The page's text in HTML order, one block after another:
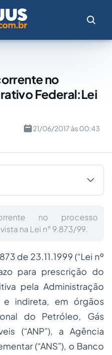
no
Federal:Lei
21/06/2017 às 00:43
no processo
na Lei n° 9.873/99.
de 23.11.1999 (“Lei nº
para prescrição do
pela Administração
e indireta, em órgãos
do Petróleo, Gás
(“ANP”), a Agência
(“ANS”), o Banco